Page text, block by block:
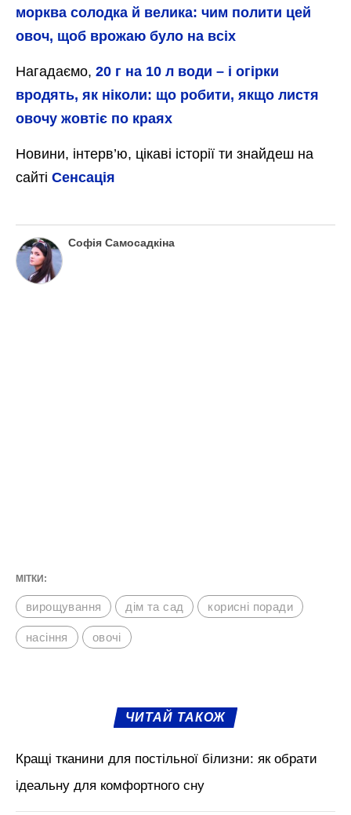
морква солодка й велика: чим полити цей
овоч, щоб врожаю було на всіх
Нагадаємо, 20 г на 10 л води – і огірки
вродять, як ніколи: що робити, якщо листя
овочу жовтіє по краях
Новини, інтерв’ю, цікаві історії ти знайдеш на
сайті Сенсація
Софія Самосадкіна
МІТКИ:
вирощування дім та сад корисні поради
насіння овочі
ЧИТАЙ ТАКОЖ
Кращі тканини для постільної білизни: як обрати
ідеальну для комфортного сну